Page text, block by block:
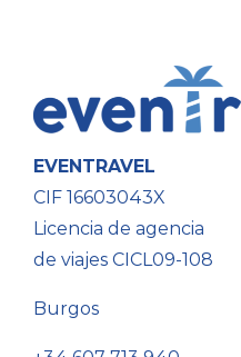
EVENTRAVEL
CIF 16603043X
Licencia de agencia
de viajes CICL09-108
Burgos